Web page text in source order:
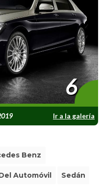
Ir a la galería
6
Benz
Automóvil Sedán